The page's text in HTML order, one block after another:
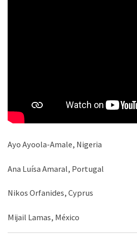
Ayo Ayoola-Amale, Nigeria
Ana Luísa Amaral, Portugal
Nikos Orfanides, Cyprus
Mijail Lamas, México